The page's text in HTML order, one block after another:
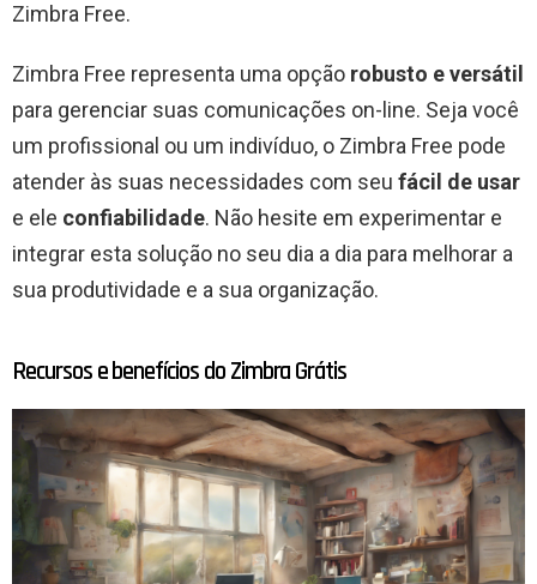
Zimbra Free.
Zimbra Free representa uma opção robusto e versátil
para gerenciar suas comunicações on-line. Seja você
um profissional ou um indivíduo, o Zimbra Free pode
atender às suas necessidades com seu fácil de usar
e ele confiabilidade. Não hesite em experimentar e
integrar esta solução no seu dia a dia para melhorar a
sua produtividade e a sua organização.
Recursos e benefícios do Zimbra Grátis